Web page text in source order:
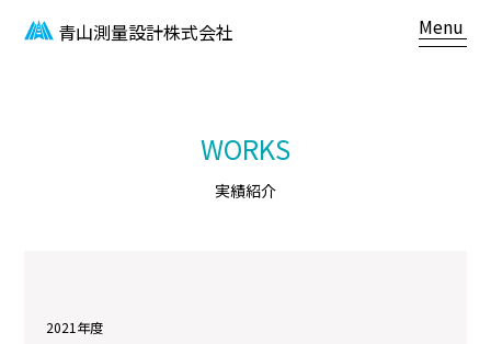
青山測量設計株式会社 Menu
WORKS
実績紹介
2021年度